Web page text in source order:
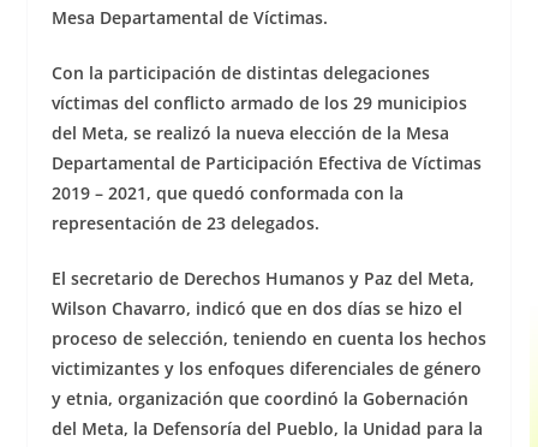
Mesa Departamental de Víctimas.
Con la participación de distintas delegaciones
víctimas del conflicto armado de los 29 municipios
del Meta, se realizó la nueva elección de la Mesa
Departamental de Participación Efectiva de Víctimas
2019 – 2021, que quedó conformada con la
representación de 23 delegados.
El secretario de Derechos Humanos y Paz del Meta,
Wilson Chavarro, indicó que en dos días se hizo el
proceso de selección, teniendo en cuenta los hechos
victimizantes y los enfoques diferenciales de género
y etnia, organización que coordinó la Gobernación
del Meta, la Defensoría del Pueblo, la Unidad para la